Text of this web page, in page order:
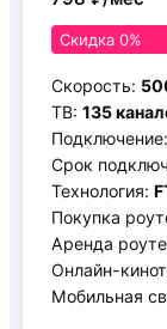
Скидка 0%
Скорость:
ТВ: 135
Подключение:
Срок
Технология:
Покупка
Аренда
Онлайн-
Мобильная